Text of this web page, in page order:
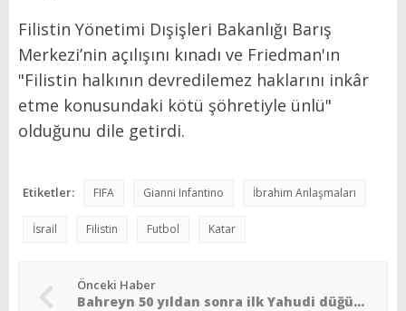
Filistin Yönetimi Dışişleri Bakanlığı Barış
Merkezi’nin açılışını kınadı ve Friedman'ın
"Filistin halkının devredilemez haklarını inkâr
etme konusundaki kötü şöhretiyle ünlü"
olduğunu dile getirdi.
Etiketler: FIFA Gianni Infantino İbrahim Anlaşmaları
İsrail Filistin Futbol Katar
Önceki Haber
Bahreyn 50 yıldan sonra ilk Yahudi düğününe ev sahipliği yaptı